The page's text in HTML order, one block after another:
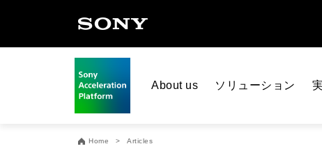
About us ソリューション
Home Articles